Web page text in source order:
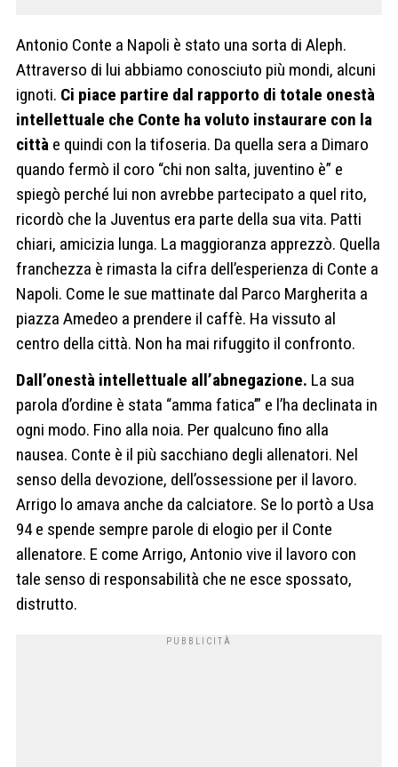
Antonio Conte a Napoli è stato una sorta di Aleph.
Attraverso di lui abbiamo conosciuto più mondi, alcuni
ignoti. Ci piace partire dal rapporto di totale onestà
intellettuale che Conte ha voluto instaurare con la
città e quindi con la tifoseria. Da quella sera a Dimaro
quando fermò il coro “chi non salta, juventino è” e
spiegò perché lui non avrebbe partecipato a quel rito,
ricordò che la Juventus era parte della sua vita. Patti
chiari, amicizia lunga. La maggioranza apprezzò. Quella
franchezza è rimasta la cifra dell’esperienza di Conte a
Napoli. Come le sue mattinate dal Parco Margherita a
piazza Amedeo a prendere il caffè. Ha vissuto al
centro della città. Non ha mai rifuggito il confronto.
Dall’onestà intellettuale all’abnegazione. La sua
parola d’ordine è stata “amma fatica’” e l’ha declinata in
ogni modo. Fino alla noia. Per qualcuno fino alla
nausea. Conte è il più sacchiano degli allenatori. Nel
senso della devozione, dell’ossessione per il lavoro.
Arrigo lo amava anche da calciatore. Se lo portò a Usa
94 e spende sempre parole di elogio per il Conte
allenatore. E come Arrigo, Antonio vive il lavoro con
tale senso di responsabilità che ne esce spossato,
distrutto.